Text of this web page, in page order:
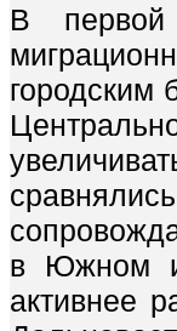
В
городским
в Южном и
активнее